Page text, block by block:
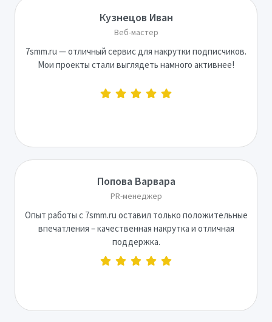
Кузнецов Иван
Веб-мастер
7smm.ru — отличный сервис для накрутки подписчиков.
Мои проекты стали выглядеть намного активнее!
Попова Варвара
PR-менеджер
Опыт работы с 7smm.ru оставил только положительные
впечатления – качественная накрутка и отличная
поддержка.